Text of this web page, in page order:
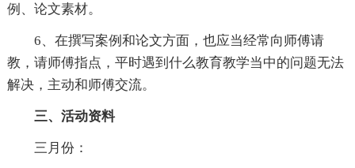
例、论文素材。
6、在撰写案例和论文方面，也应当经常向师傅请
教，请师傅指点，平时遇到什么教育教学当中的问题无法
解决，主动和师傅交流。
三、活动资料
三月份：